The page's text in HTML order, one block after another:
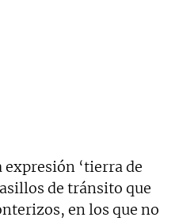
‘tierra de
de tránsito que
en los que no